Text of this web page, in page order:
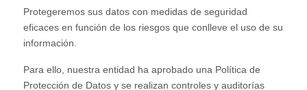
Protegeremos sus datos con medidas de seguridad
eficaces en función de los riesgos que conlleve el uso de su
información.
Para ello, nuestra entidad ha aprobado una Política de
Protección de Datos y se realizan controles y auditorías